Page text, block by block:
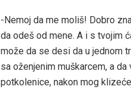
-Nemoj da me moliš! Dobro
da odeš od mene. A i s tvojim
može da se desi da u jednom
sa oženjenim muškarcem, a
potkolenice, nakon mog